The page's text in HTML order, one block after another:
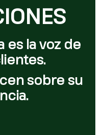
es la voz de
sobre su